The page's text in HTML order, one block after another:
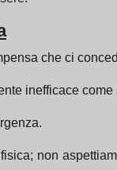
che ci
inefficace
non